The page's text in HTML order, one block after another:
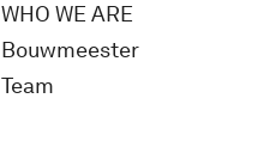
WHO WE ARE
Bouwmeester
Team